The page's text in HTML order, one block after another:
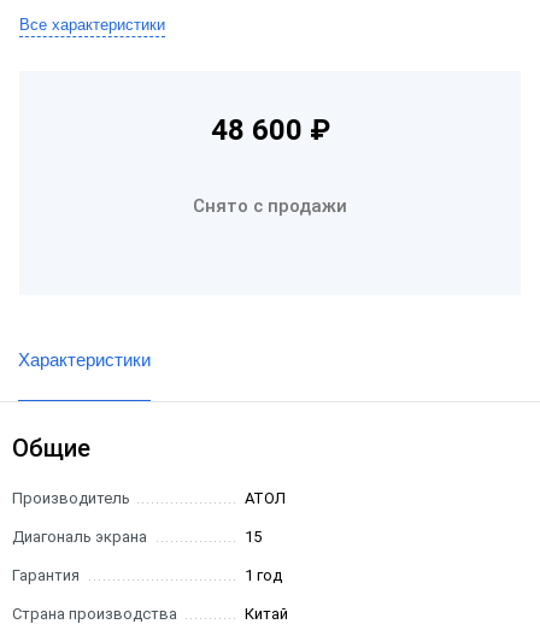
Все характеристики
48 600 ₽
Снято с продажи
Характеристики
Общие
Производитель АТОЛ
Диагональ экрана 15
Гарантия 1 год
Страна производства Китай